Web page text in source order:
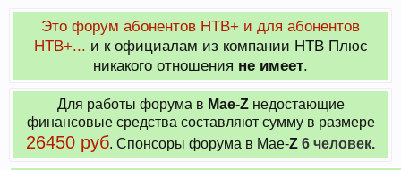
Это форум абонентов НТВ+ и для абонентов
НТВ+... и к официалам из компании НТВ Плюс
никакого отношения не имеет.
Для работы форума в Мае-Zнедостающие
финансовые средства составляют сумму в размере
26450 руб. Cпонсоры форума в Мае-Z 6 человек.